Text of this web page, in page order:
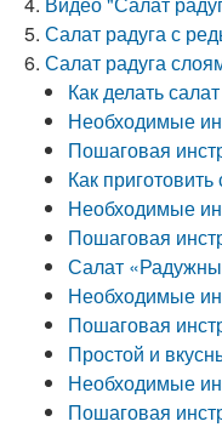
Салат радуга с
Салат радуга
Как делать
Необходимые
Пошаговая
Как
Необходимые
Пошаговая
Салат
Необходимые
Пошаговая
Простой и
Необходимые
Пошаговая